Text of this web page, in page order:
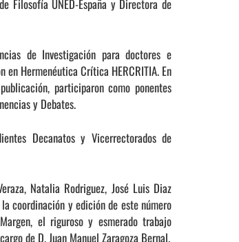
Filosofía UNED-España y Directora de
de Investigación para doctores e
Hermenéutica Crítica HERCRITIA. En
participaron como ponentes
y Debates.
Decanatos y Vicerrectorados de
Natalia Rodriguez, José Luis Diaz
coordinación y edición de este número
el riguroso y esmerado trabajo
de D. Juan Manuel Zaragoza Bernal.